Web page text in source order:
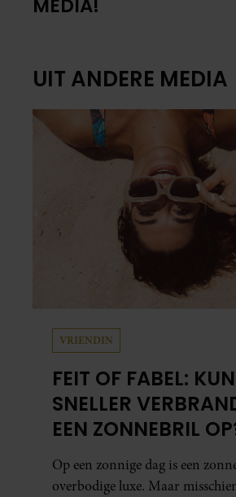
MEDIA!
UIT ANDERE MEDIA
VRIENDIN
FEIT OF FABEL:
SNELLER
EEN ZONNEBRIL
Op een zonnige dag is een
overbodige luxe. Maar